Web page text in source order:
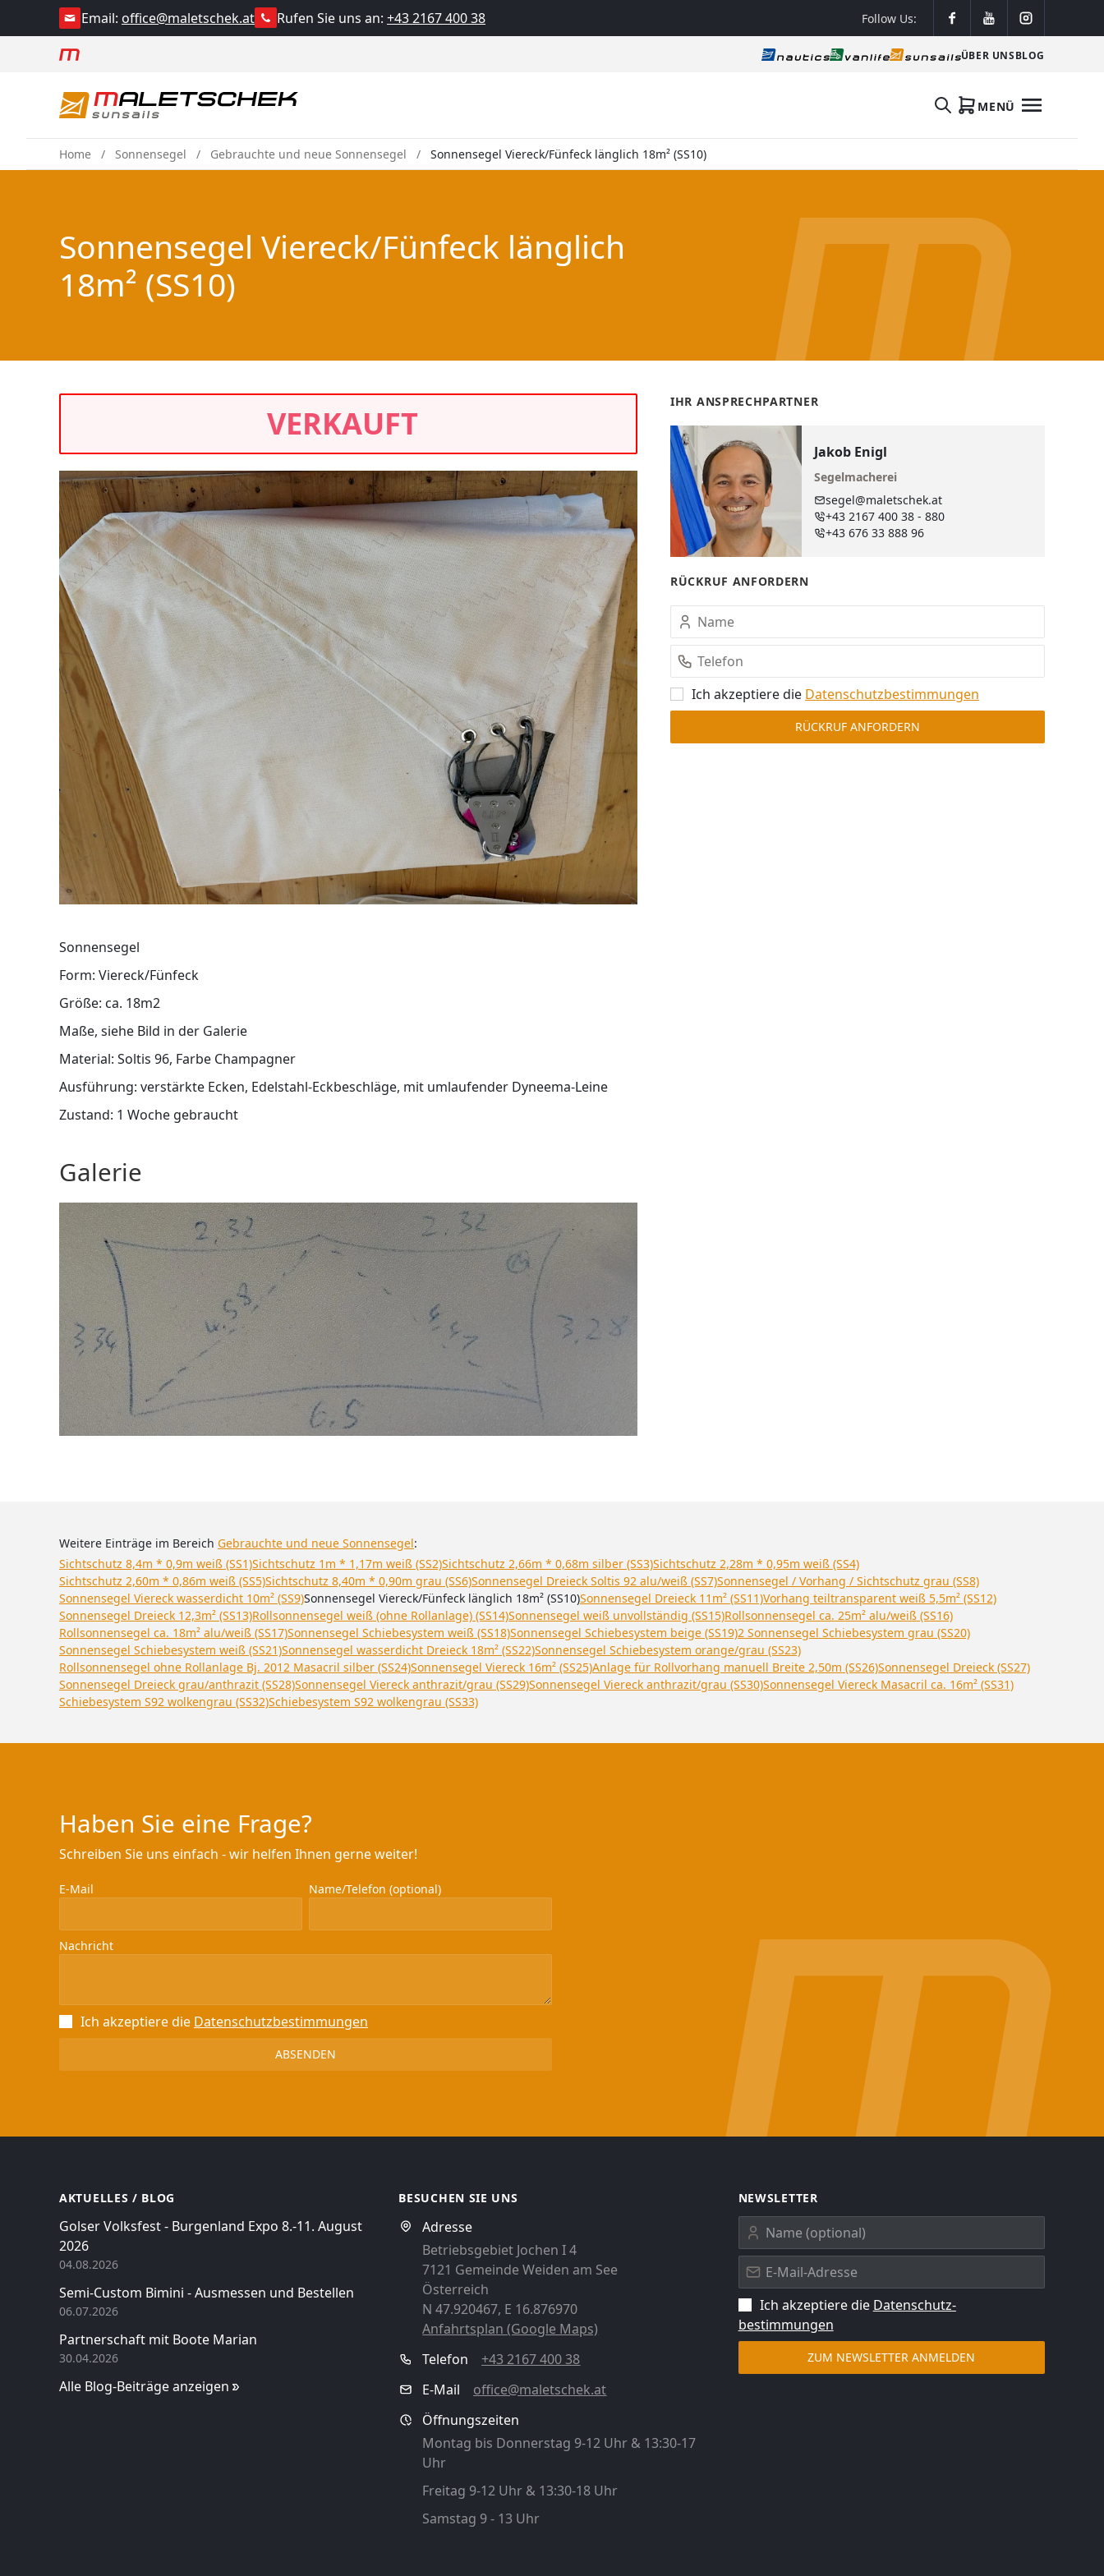
Email: office@maletschek.at Rufen Sie uns an: +43 2167 400 38 Follow Us:
ÜBER UNSBLOG
MENÜ
Home Sonnensegel Gebrauchte und neue Sonnensegel Sonnensegel Viereck/Fünfeck länglich 18m² (SS10)
Sonnensegel Viereck/Fünfeck länglich
18m² (SS10)
IHR ANSPRECHPARTNER
Jakob Enigl
Segelmacherei
segel@maletschek.at
+43 2167 400 38 - 880
+43 676 33 888 96
RÜCKRUF ANFORDERN
Ich akzeptiere die Datenschutz­bestimmungen
VERKAUFT
Sonnensegel
Form: Viereck/Fünfeck
Größe: ca. 18m2
Maße, siehe Bild in der Galerie
Material: Soltis 96, Farbe Champagner
Ausführung: verstärkte Ecken, Edelstahl-Eckbeschläge, mit umlaufender Dyneema-Leine
Zustand: 1 Woche gebraucht
Galerie
Weitere Einträge im Bereich Gebrauchte und neue Sonnensegel:
Sichtschutz 8,4m * 0,9m weiß (SS1)Sichtschutz 1m * 1,17m weiß (SS2)Sichtschutz 2,66m * 0,68m silber (SS3)Sichtschutz 2,28m * 0,95m weiß (SS4)
Sichtschutz 2,60m * 0,86m weiß (SS5)Sichtschutz 8,40m * 0,90m grau (SS6)Sonnensegel Dreieck Soltis 92 alu/weiß (SS7)Sonnensegel / Vorhang / Sichtschutz grau (SS8)
Sonnensegel Viereck wasserdicht 10m² (SS9)Sonnensegel Viereck/Fünfeck länglich 18m² (SS10)Sonnensegel Dreieck 11m² (SS11)Vorhang teiltransparent weiß 5,5m² (SS12)
Sonnensegel Dreieck 12,3m² (SS13)Rollsonnensegel weiß (ohne Rollanlage) (SS14)Sonnensegel weiß unvollständig (SS15)Rollsonnensegel ca. 25m² alu/weiß (SS16)
Rollsonnensegel ca. 18m² alu/weiß (SS17)Sonnensegel Schiebesystem weiß (SS18)Sonnensegel Schiebesystem beige (SS19)2 Sonnensegel Schiebesystem grau (SS20)
Sonnensegel Schiebesystem weiß (SS21)Sonnensegel wasserdicht Dreieck 18m² (SS22)Sonnensegel Schiebesystem orange/grau (SS23)
Rollsonnensegel ohne Rollanlage Bj. 2012 Masacril silber (SS24)Sonnensegel Viereck 16m² (SS25)Anlage für Rollvorhang manuell Breite 2,50m (SS26)Sonnensegel Dreieck (SS27)
Sonnensegel Dreieck grau/anthrazit (SS28)Sonnensegel Viereck anthrazit/grau (SS29)Sonnensegel Viereck anthrazit/grau (SS30)Sonnensegel Viereck Masacril ca. 16m² (SS31)
Schiebesystem S92 wolkengrau (SS32)Schiebesystem S92 wolkengrau (SS33)
Haben Sie eine Frage?
Schreiben Sie uns einfach - wir helfen Ihnen gerne weiter!
E-Mail Name/Telefon (optional)
Nachricht
Ich akzeptiere die Datenschutz­bestimmungen
AKTUELLES / BLOG
Golser Volksfest - Burgenland Expo 8.-11. August
2026
04.08.2026
Semi-Custom Bimini - Ausmessen und Bestellen
06.07.2026
Partnerschaft mit Boote Marian
30.04.2026
Alle Blog-Beiträge anzeigen
BESUCHEN SIE UNS
Adresse
Betriebsgebiet Jochen I 4
7121 Gemeinde Weiden am See
Österreich
N 47.920467, E 16.876970
Anfahrtsplan (Google Maps)
Telefon
+43 2167 400 38
E-Mail
office@maletschek.at
Öffnungszeiten
Montag bis Donnerstag 9-12 Uhr & 13:30-17
Uhr
Freitag 9-12 Uhr & 13:30-18 Uhr
Samstag 9 - 13 Uhr
NEWSLETTER
Ich akzeptiere die Datenschutz­
bestimmungen